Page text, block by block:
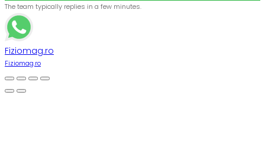
The team typically replies in a few minutes.
Fiziomag.ro
Fiziomag.ro